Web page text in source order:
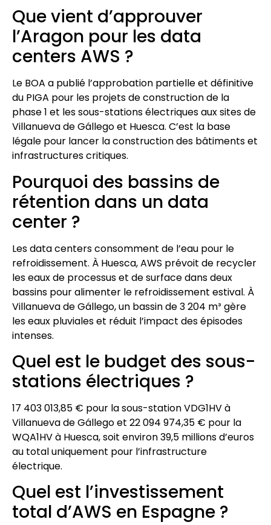
Que vient d’approuver
l’Aragon pour les data
centers AWS ?
Le BOA a publié l’approbation partielle et définitive
du PIGA pour les projets de construction de la
phase 1 et les sous-stations électriques aux sites de
Villanueva de Gállego et Huesca. C’est la base
légale pour lancer la construction des bâtiments et
infrastructures critiques.
Pourquoi des bassins de
rétention dans un data
center ?
Les data centers consomment de l’eau pour le
refroidissement. À Huesca, AWS prévoit de recycler
les eaux de processus et de surface dans deux
bassins pour alimenter le refroidissement estival. À
Villanueva de Gállego, un bassin de 3 204 m³ gère
les eaux pluviales et réduit l’impact des épisodes
intenses.
Quel est le budget des sous-
stations électriques ?
17 403 013,85 € pour la sous-station VDG1HV à
Villanueva de Gállego et 22 094 974,35 € pour la
WQA1HV à Huesca, soit environ 39,5 millions d’euros
au total uniquement pour l’infrastructure
électrique.
Quel est l’investissement
total d’AWS en Espagne ?